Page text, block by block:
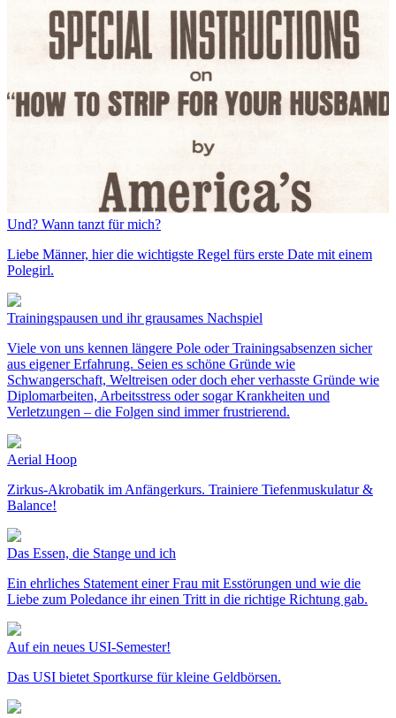
Und? Wann tanzt für mich?
Liebe Männer, hier die wichtigste Regel fürs erste Date mit einem
Polegirl.
Trainingspausen und ihr grausames Nachspiel
Viele von uns kennen längere Pole oder Trainingsabsenzen sicher
aus eigener Erfahrung. Seien es schöne Gründe wie
Schwangerschaft, Weltreisen oder doch eher verhasste Gründe wie
Diplomarbeiten, Arbeitsstress oder sogar Krankheiten und
Verletzungen – die Folgen sind immer frustrierend.
Aerial Hoop
Zirkus-Akrobatik im Anfängerkurs. Trainiere Tiefenmuskulatur &
Balance!
Das Essen, die Stange und ich
Ein ehrliches Statement einer Frau mit Esstörungen und wie die
Liebe zum Poledance ihr einen Tritt in die richtige Richtung gab.
Auf ein neues USI-Semester!
Das USI bietet Sportkurse für kleine Geldbörsen.